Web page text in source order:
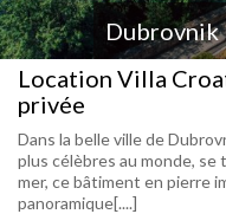
Dubrovnik
Location Villa
privée
Dans la belle ville de
plus célèbres au monde,
mer, ce bâtiment en pierre
panoramique[....]